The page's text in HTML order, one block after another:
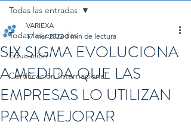
Todas las entradas
Educación
Certificación Internacional
Todas las entradas
SIX SIGMA EVOLUCIONA
A MEDIDA QUE LAS
EMPRESAS LO UTILIZAN
PARA MEJORAR
VARIEXA
17 mar 2022 3 min de lectura